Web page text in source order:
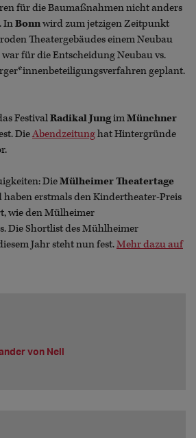
für die Baumaßnahmen nicht anders
. InBonnwird zum jetzigen Zeitpunkt
Theatergebäudes einem Neubau
für die Entscheidung Neubau vs.
geplant.
FestivalRadikal JungimMünchner
DieAbendzeitunghat Hintergründe
DieMülheimer Theatertage
haben erstmals den Kindertheater-Preis
wie den Mülheimer
Die Shortlist des Mühlheimer
Jahr steht nun fest.Mehr dazu auf
von Nell